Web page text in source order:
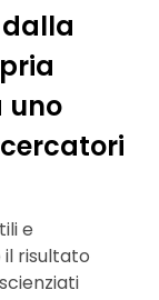
uno
e
risultato